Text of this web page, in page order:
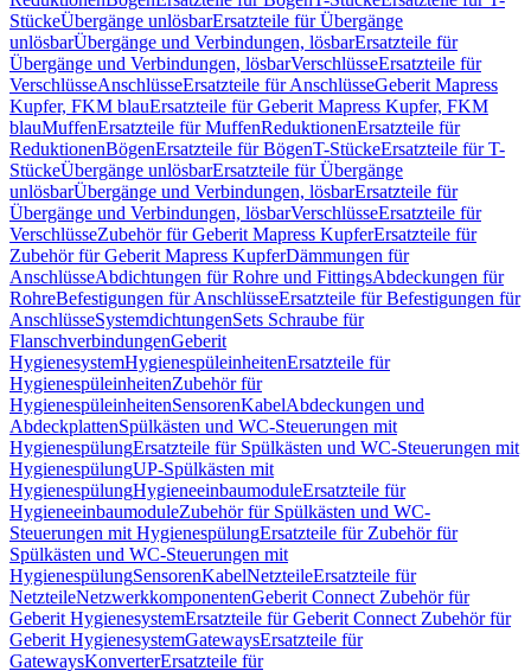
StückeÜbergänge unlösbarErsatzteile für Übergänge
unlösbarÜbergänge und Verbindungen, lösbarErsatzteile für
Übergänge und Verbindungen, lösbarVerschlüsseErsatzteile für
VerschlüsseAnschlüsseErsatzteile für AnschlüsseGeberit Mapress
Kupfer, FKM blauErsatzteile für Geberit Mapress Kupfer, FKM
blauMuffenErsatzteile für MuffenReduktionenErsatzteile für
ReduktionenBögenErsatzteile für BögenT-StückeErsatzteile für T-
StückeÜbergänge unlösbarErsatzteile für Übergänge
unlösbarÜbergänge und Verbindungen, lösbarErsatzteile für
Übergänge und Verbindungen, lösbarVerschlüsseErsatzteile für
VerschlüsseZubehör für Geberit Mapress KupferErsatzteile für
Zubehör für Geberit Mapress KupferDämmungen für
AnschlüsseAbdichtungen für Rohre und FittingsAbdeckungen für
RohreBefestigungen für AnschlüsseErsatzteile für Befestigungen für
AnschlüsseSystemdichtungenSets Schraube für
FlanschverbindungenGeberit
HygienesystemHygienespüleinheitenErsatzteile für
HygienespüleinheitenZubehör für
HygienespüleinheitenSensorenKabelAbdeckungen und
AbdeckplattenSpülkästen und WC-Steuerungen mit
HygienespülungErsatzteile für Spülkästen und WC-Steuerungen mit
HygienespülungUP-Spülkästen mit
HygienespülungHygieneeinbaumoduleErsatzteile für
HygieneeinbaumoduleZubehör für Spülkästen und WC-
Steuerungen mit HygienespülungErsatzteile für Zubehör für
Spülkästen und WC-Steuerungen mit
HygienespülungSensorenKabelNetzteileErsatzteile für
NetzteileNetzwerkkomponentenGeberit Connect Zubehör für
Geberit HygienesystemErsatzteile für Geberit Connect Zubehör für
Geberit HygienesystemGatewaysErsatzteile für
GatewaysKonverterErsatzteile für